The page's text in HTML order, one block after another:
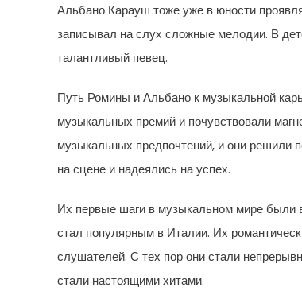
Альбано Карауш тоже уже в юности
записывал на слух сложные мелодии. В
талантливый певец.
Путь Ромины и Альбано к музыкальной
музыкальных премий и почувствовали
музыкальных предпочтений, и они решили
на сцене и надеялись на успех.
Их первые шаги в музыкальном мире были
стал популярным в Италии. Их
слушателей. С тех пор они стали
стали настоящими хитами.